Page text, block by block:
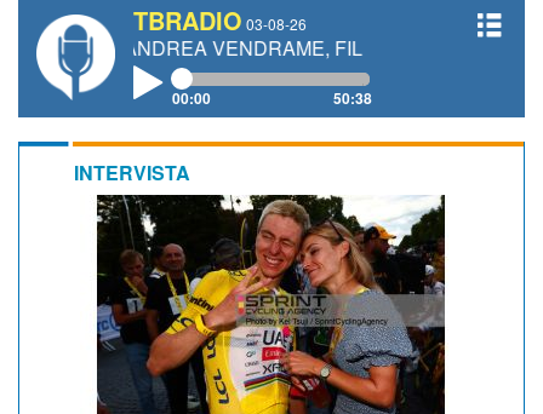
TBRADIO 03-08-26
ANDREA VENDRAME, FILIPPO FIORELLI
00:00 50:38
INTERVISTA